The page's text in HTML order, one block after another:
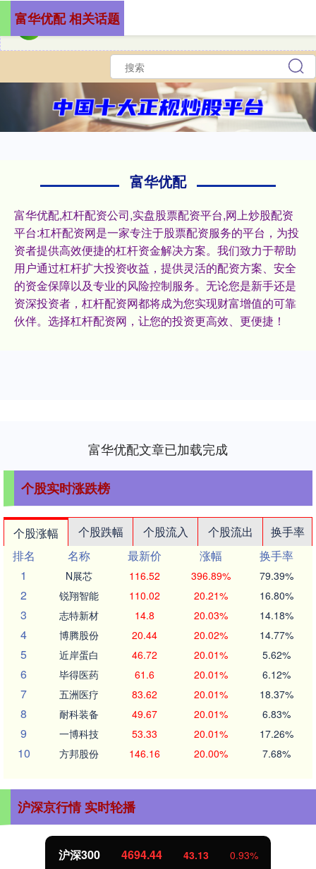
富华优配
富华优配,杠杆配资公司,实盘股票配资平台,网上炒股配资
平台:杠杆配资网是一家专注于股票配资服务的平台，为投
资者提供高效便捷的杠杆资金解决方案。我们致力于帮助
用户通过杠杆扩大投资收益，提供灵活的配资方案、安全
的资金保障以及专业的风险控制服务。无论您是新手还是
资深投资者，杠杆配资网都将成为您实现财富增值的可靠
伙伴。选择杠杆配资网，让您的投资更高效、更便捷！
富华优配 相关话题
富华优配文章已加载完成
个股实时涨跌榜
个股涨幅 个股跌幅 个股流入 个股流出
换手率
排名
名称 最新价 涨幅
换手率
1
N展芯 116.52 396.89% 79.39%
2 锐翔智能 110.02 20.21% 16.80%
3 志特新材 14.8 20.03% 14.18%
4 博腾股份 20.44 20.02% 14.77%
5 近岸蛋白 46.72 20.01% 5.62%
6 毕得医药 61.6 20.01% 6.12%
7 五洲医疗 83.62 20.01% 18.37%
8 耐科装备 49.67 20.01% 6.83%
9 一博科技 53.33 20.01% 17.26%
10 方邦股份 146.16 20.00% 7.68%
沪深京行情 实时轮播
沪深300 4694.44 43.13 0.93%